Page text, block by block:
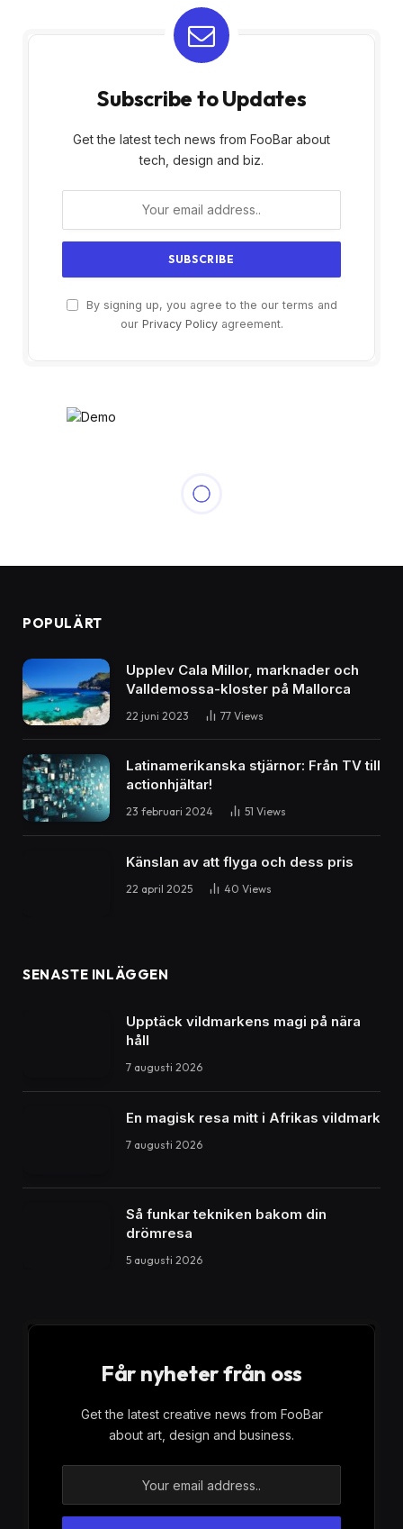
Subscribe to Updates
Get the latest tech news from FooBar about
tech, design and biz.
By signing up, you agree to the our terms and
our Privacy Policyagreement.
le: Rom-coms, westerns,
Bypeter
Share
Filmgenrer som alltid får oss att le
När det kommer till att titta på film är det få saker som
förmågan att få oss att skratta och samtidigt smälta av
kan ge oss en liknande känsla av glädje och
En rom-com är en filmgenre som kombinerar
filmer handlar oftast om kärlekshistorier mellan två
personer som inte verkar vara gjorda för varandra,